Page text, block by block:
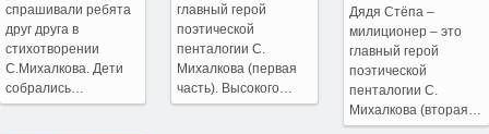
спрашивали ребята
друг друга в
стихотворении
С.Михалкова. Дети
собрались…
главный герой
поэтической
пенталогии С.
Михалкова (первая
часть). Высокого…
Дядя Стёпа –
милиционер – это
главный герой
поэтической
пенталогии С.
Михалкова (вторая…